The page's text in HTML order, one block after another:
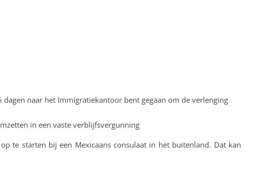
naar het Immigratiekantoor bent gegaan om de verlenging
in een vaste verblijfsvergunning
te starten bij een Mexicaans consulaat in het buitenland. Dat kan